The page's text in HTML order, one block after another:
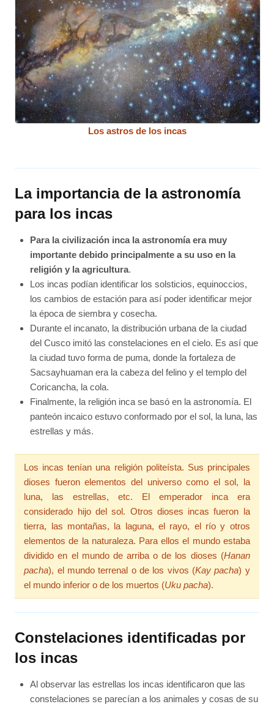
Los astros de los incas
La importancia de la astronomía
para los incas
Para la civilización inca la astronomía era muy
importante debido principalmente a su uso en la
religión y la agricultura.
Los incas podían identificar los solsticios, equinoccios,
los cambios de estación para así poder identificar mejor
la época de siembra y cosecha.
Durante el incanato, la distribución urbana de la ciudad
del Cusco imitó las constelaciones en el cielo. Es así que
la ciudad tuvo forma de puma, donde la fortaleza de
Sacsayhuaman era la cabeza del felino y el templo del
Coricancha, la cola.
Finalmente, la religión inca se basó en la astronomía. El
panteón incaico estuvo conformado por el sol, la luna, las
estrellas y más.
Los incas tenían una religión politeísta. Sus principales
dioses fueron elementos del universo como el sol, la
luna, las estrellas, etc. El emperador inca era
considerado hijo del sol. Otros dioses incas fueron la
tierra, las montañas, la laguna, el rayo, el río y otros
elementos de la naturaleza. Para ellos el mundo estaba
dividido en el mundo de arriba o de los dioses (Hanan
pacha), el mundo terrenal o de los vivos (Kay pacha) y
el mundo inferior o de los muertos (Uku pacha).
Constelaciones identificadas por
los incas
Al observar las estrellas los incas identificaron que las
constelaciones se parecían a los animales y cosas de su